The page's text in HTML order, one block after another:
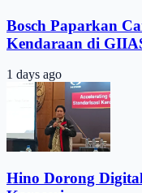
Bosch Paparkan
Kendaraan di
1 days ago
Hino Dorong